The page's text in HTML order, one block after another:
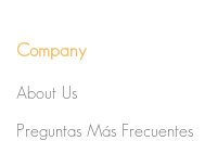
Company
About Us
Preguntas Más Frecuentes